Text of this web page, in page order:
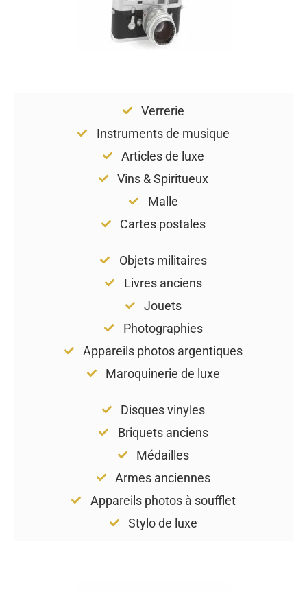
Verrerie
Instruments de musique
Articles de luxe
Vins & Spiritueux
Malle
Cartes postales
Objets militaires
Livres anciens
Jouets
Photographies
Appareils photos argentiques
Maroquinerie de luxe
Disques vinyles
Briquets anciens
Médailles
Armes anciennes
Appareils photos à soufflet
Stylo de luxe